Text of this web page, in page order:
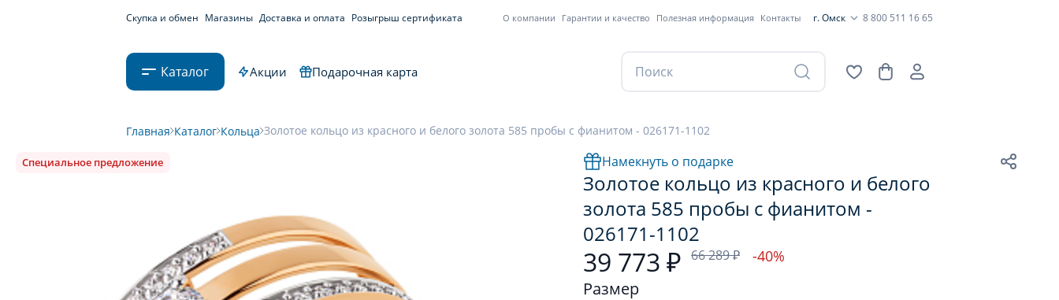
Скупка и обмен Магазины Доставка и оплата Розыгрыш сертификата О компании Гарантии и качество Полезная информация Контакты г. Омск 8 800 511 16 65
Каталог Акции Подарочная карта
Главная Каталог Кольца Золотое кольцо из красного и белого золота 585 пробы с фианитом - 026171-1102
Специальное предложение Намекнуть о подарке
Золотое кольцо из красного и белого
золота 585 пробы с фианитом -
026171-1102
39 773 ₽ 66 289 ₽ -40%
Размер